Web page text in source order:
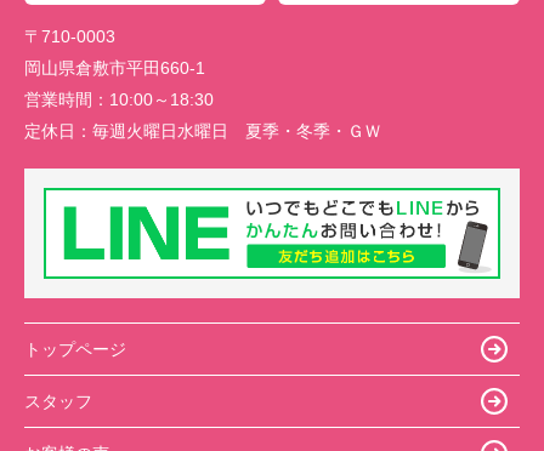
〒710-0003
岡山県倉敷市平田660-1
営業時間： 10:00～18:30
定休日： 毎週火曜日水曜日 夏季・冬季・ＧＷ
トップページ
スタッフ